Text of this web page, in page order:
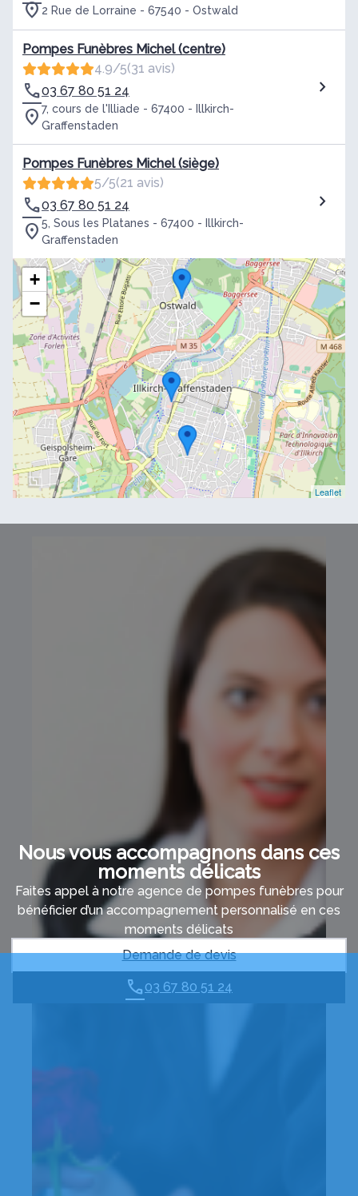
2 Rue de Lorraine - 67540 - Ostwald
Pompes Funèbres Michel (centre)
4.9/5(31 avis)
03 67 80 51 24
7, cours de l'Illiade - 67400 - Illkirch-
Graffenstaden
Pompes Funèbres Michel (siège)
5/5(21 avis)
03 67 80 51 24
5, Sous les Platanes - 67400 - Illkirch-
Graffenstaden
+
−
Leaflet
Nous vous accompagnons dans ces
moments délicats
Faites appel à notre agence de pompes funèbres pour
bénéficier d’un accompagnement personnalisé en ces
moments délicats
Demande de devis
03 67 80 51 24